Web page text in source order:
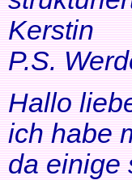
Kerstin
P.S.
Hallo
ich habe
da einige